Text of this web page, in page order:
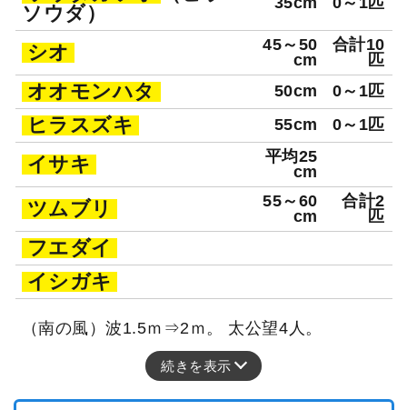
ソウダ）
シオ
45～50
cm
合計10
匹
オオモンハタ 50cm 0～1匹
ヒラスズキ 55cm 0～1匹
イサキ
平均25
cm
ツムブリ
55～60
cm
合計2
匹
フエダイ
イシガキ
（南の風）波1.5ｍ⇒2ｍ。 太公望4人。
続きを表示